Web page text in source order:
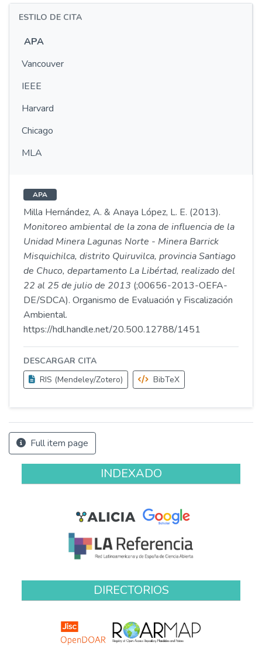
ESTILO DE CITA
APA
Vancouver
IEEE
Harvard
Chicago
MLA
APA
Milla Hernández, A. & Anaya López, L. E. (2013).
Monitoreo ambiental de la zona de influencia de la
Unidad Minera Lagunas Norte - Minera Barrick
Misquichilca, distrito Quiruvilca, provincia Santiago
de Chuco, departamento La Libértad, realizado del
22 al 25 de julio de 2013 (;00656-2013-OEFA-
DE/SDCA). Organismo de Evaluación y Fiscalización
Ambiental.
https://hdl.handle.net/20.500.12788/1451
DESCARGAR CITA
RIS (Mendeley/Zotero)
BibTeX
Full item page
INDEXADO
DIRECTORIOS